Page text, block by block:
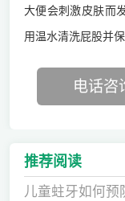
大便会刺激皮肤而
用温水清洗屁股并
电话咨
推荐阅读
儿童蛀牙如何预